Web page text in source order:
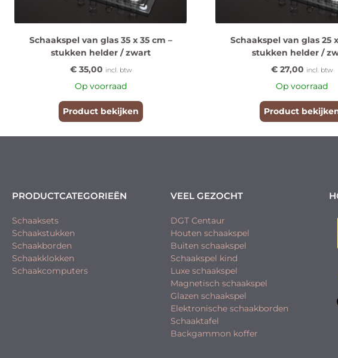
Schaakspel van glas 35 x 35 cm –
stukken helder / zwart
€35,00 incl. btw
Op voorraad
Product bekijken
Schaakspel van glas 25
stukken helder /
€27,00 incl. btw
Op voorraad
Product
PRODUCTCATEGORIEËN
Schaaksets
Schaakstukken
Schaakborden
Schaakklokken
Schaakcomputers
VEEL GEZOCHT
DGT Centaur
Houten schaakspel
Buiten schaakspel
Schaakspel kind
Luxe schaakspel
Magnetisch schaakspel
Glazen schaakspel
Elektronische schaakborden
Schaaktafel
Backgammon koffer